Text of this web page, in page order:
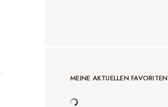
MEINE AKTUELLEN FAVORITEN